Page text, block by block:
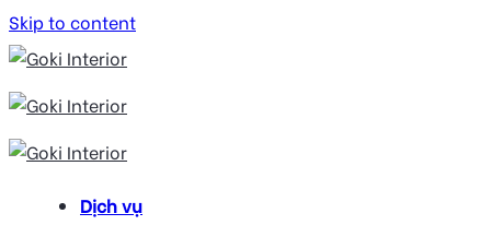
Skip to content
Dịch vụ